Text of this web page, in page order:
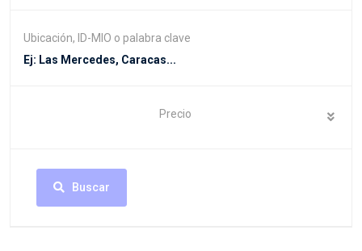
Ubicación, ID-MIO o palabra clave
Precio
Buscar